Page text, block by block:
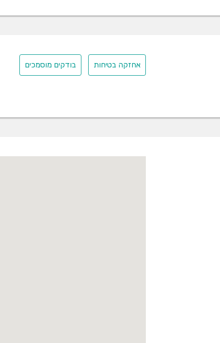
אחזקה בטיחות בודקים מוסמכים